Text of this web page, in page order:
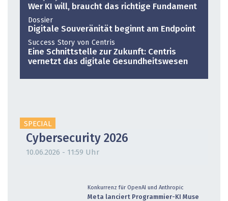
Wer KI will, braucht das richtige Fundament
Dossier
Digitale Souveränität beginnt am Endpoint
Success Story von Centris
Eine Schnittstelle zur Zukunft: Centris
vernetzt das digitale Gesundheitswesen
SPECIAL
Cybersecurity 2026
10.06.2026 - 11:59 Uhr
Konkurrenz für OpenAI und Anthropic
Meta lanciert Programmier-KI Muse